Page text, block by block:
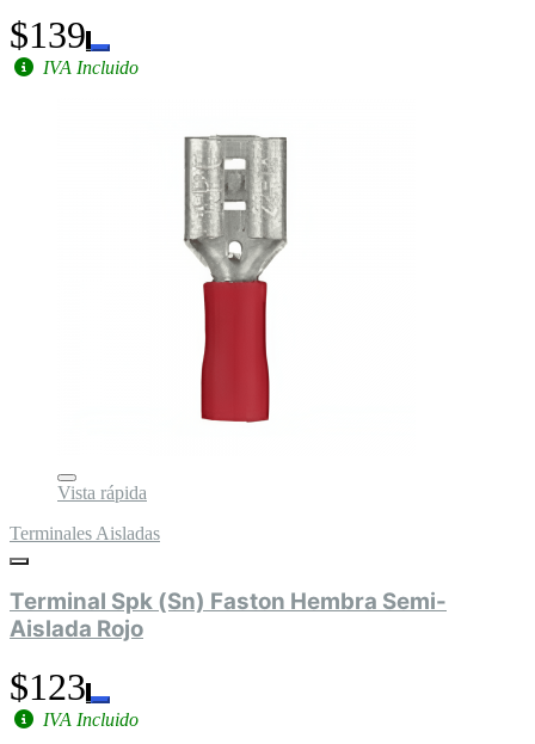
$139
IVA Incluido
Vista rápida
Terminales Aisladas
Terminal Spk (Sn) Faston Hembra Semi-
Aislada Rojo
$123
IVA Incluido